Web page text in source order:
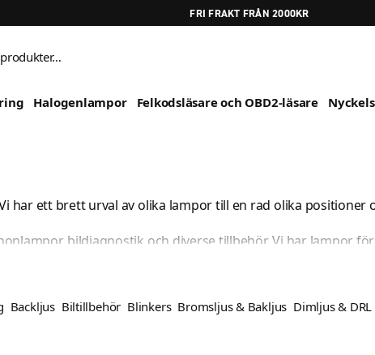
FRI FRAKT FRÅN 2000KR
Halogenlampor Felkodsläsare och OBD2-läsare
har ett brett urval av olika lampor till en rad olika positioner
bildiagnostik och diverse tillbehör. Vi har lampor
på vägen så har vi något som passar.
Backljus Biltillbehör Blinkers Bromsljus & Bakljus Dimljus & DRL